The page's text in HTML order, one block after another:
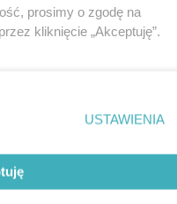
prosimy o zgodę na
kliknięcie „Akceptuję”.
ale masz prawo sprzeciwić
będą miały
abyś mógł świadomie
USTAWIENIA